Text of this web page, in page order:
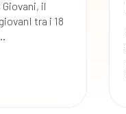
il
tra i 18